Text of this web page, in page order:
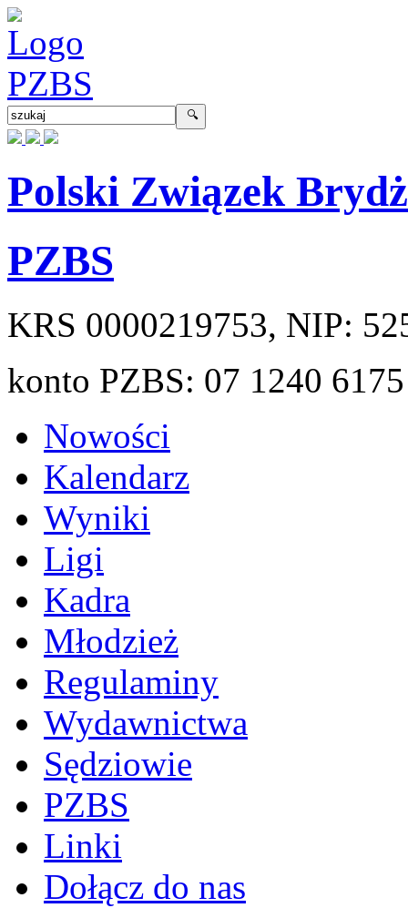
Polski Związek
PZBS
KRS 0000219753, NIP:
konto PZBS: 07 1240
Nowości
Kalendarz
Wyniki
Ligi
Kadra
Młodzież
Regulaminy
Wydawnictwa
Sędziowie
PZBS
Linki
Dołącz do nas